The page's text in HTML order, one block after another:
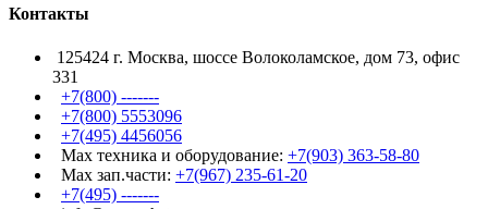
Контакты
125424 г. Москва, шоссе Волоколамское, дом 73, офис
331
+7(800) -------
+7(800) 5553096
+7(495) 4456056
Max техника и оборудование: +7(903) 363-58-80
Max зап.части: +7(967) 235-61-20
+7(495) -------